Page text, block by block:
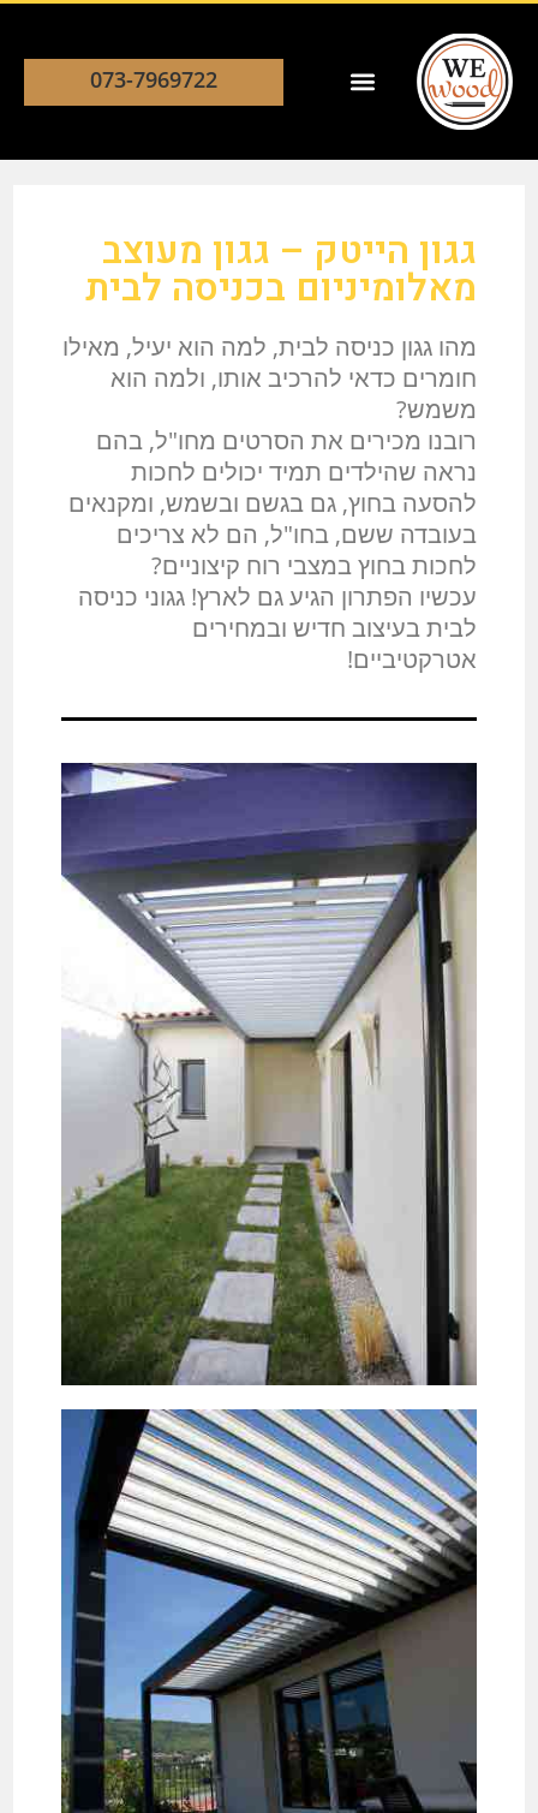
073-7969722
גגון הייטק – גגון מעוצב
מאלומיניום בכניסה לבית
מהו גגון כניסה לבית, למה הוא יעיל, מאילו
חומרים כדאי להרכיב אותו, ולמה הוא
משמש?
רובנו מכירים את הסרטים מחו"ל, בהם
נראה שהילדים תמיד יכולים לחכות
להסעה בחוץ, גם בגשם ובשמש, ומקנאים
בעובדה ששם, בחו"ל, הם לא צריכים
לחכות בחוץ במצבי רוח קיצוניים?
עכשיו הפתרון הגיע גם לארץ! גגוני כניסה
לבית בעיצוב חדיש ובמחירים
אטרקטיביים!